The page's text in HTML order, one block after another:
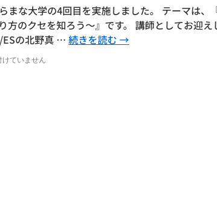
まな大学の4回目を実施しました。 テーマは、
のクセを知ろう～』です。 講師としてお迎え
ESの北野真 … 続きを読む →
けていません